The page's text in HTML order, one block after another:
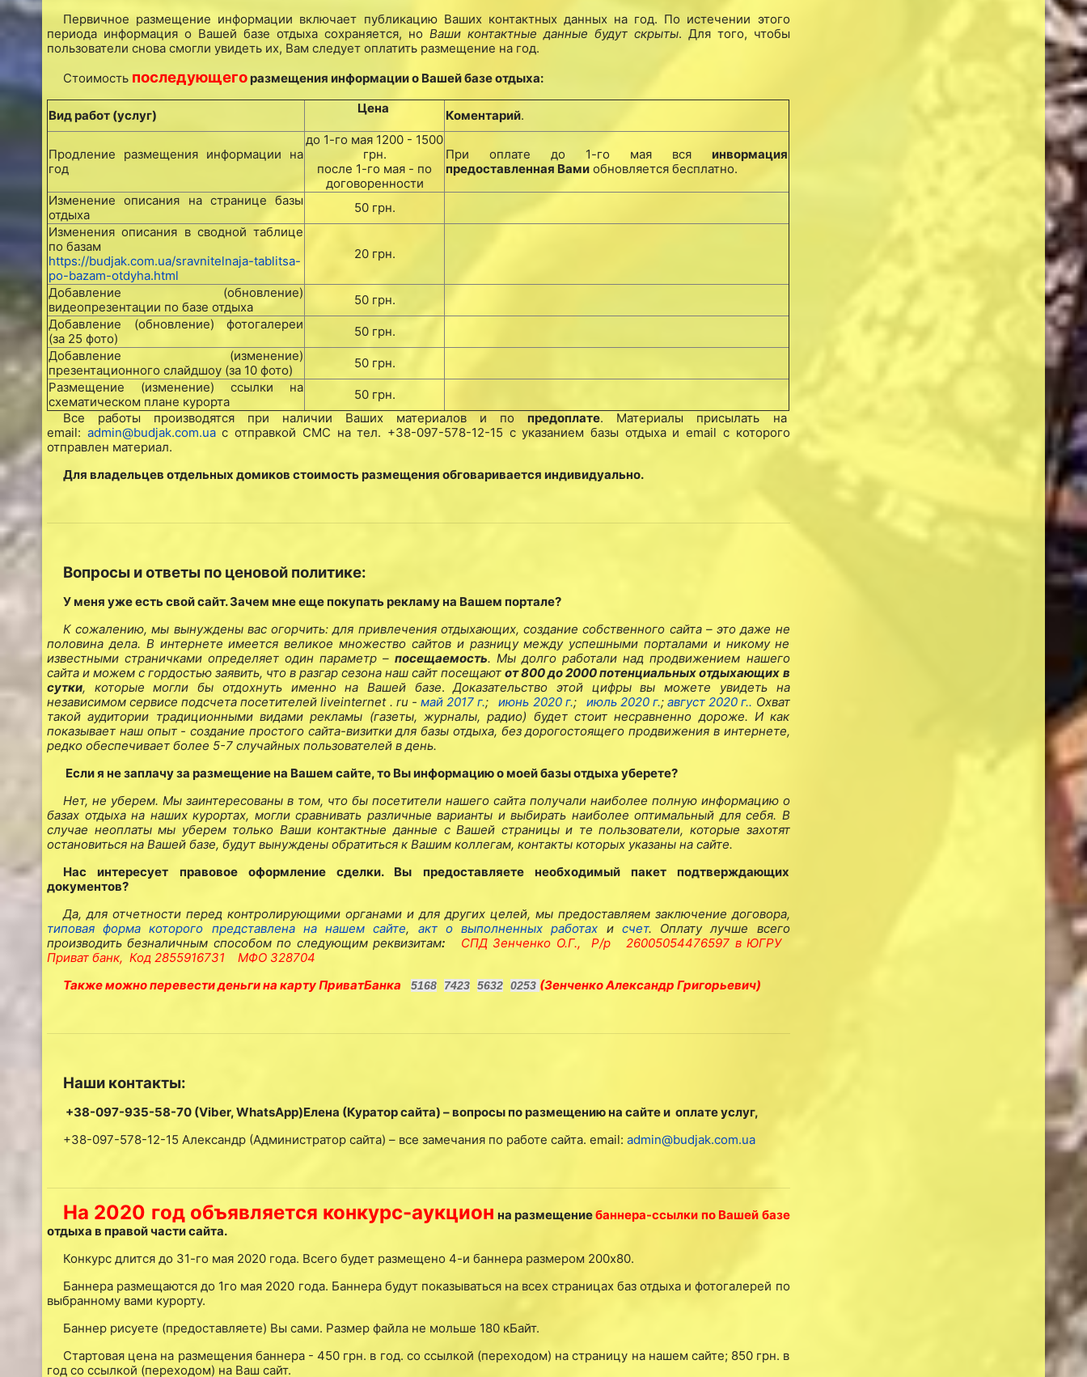
Первичное размещение информации включает публикацию Ваших контактных данных на год. По истечении этого
периода информация о Вашей базе отдыха сохраняется, но Ваши контактные данные будут скрыты. Для того, чтобы
пользователи снова смогли увидеть их, Вам следует оплатить размещение на год.
Стоимость последующего размещения информации о Вашей базе отдыха:
Вид работ (услуг) Цена Коментарий.
Продление размещения информации на
год
до 1-го мая 1200 - 1500
грн.
после 1-го мая - по
договоренности
При оплате до 1-го мая вся инвормация
предоставленная Вами обновляется бесплатно.
Изменение описания на странице базы
отдыха
50 грн.
Изменения описания в сводной таблице
по базам
https://budjak.com.ua/sravnitelnaja-tablitsa-
po-bazam-otdyha.html
20 грн.
Добавление (обновление)
видеопрезентации по базе отдыха
50 грн.
Добавление (обновление) фотогалереи
(за 25 фото)
50 грн.
Добавление (изменение)
презентационного слайдшоу (за 10 фото)
50 грн.
Размещение (изменение) ссылки на
схематическом плане курорта
50 грн.
Все работы производятся при наличии Ваших материалов и по предоплате. Материалы присылать на
email: admin@budjak.com.uaс отправкой СМС на тел. +38-097-578-12-15 с указанием базы отдыха и email с которого
отправлен материал.
Для владельцев отдельных домиков стоимость размещения обговаривается индивидуально.
Вопросы и ответы по ценовой политике:
У меня уже есть свой сайт. Зачем мне еще покупать рекламу на Вашем портале?
К сожалению, мы вынуждены вас огорчить: для привлечения отдыхающих, создание собственного сайта – это даже не
половина дела. В интернете имеется великое множество сайтов и разницу между успешными порталами и никому не
известными страничками определяет один параметр –посещаемость. Мы долго работали над продвижением нашего
сайта и можем с гордостью заявить, что в разгар сезона наш сайт посещаютот 800 до 2000 потенциальных отдыхающих в
сутки, которые могли бы отдохнуть именно на Вашей базе.Доказательство этой цифры вы можете увидеть на
независимом сервисе подсчета посетителейliveinternet. ru- май 2017 г.; июнь 2020 г.; июль 2020 г.;август 2020 г.. Охват
такой аудитории традиционными видами рекламы (газеты, журналы, радио) будет стоит несравненно дороже. И как
показывает наш опыт - создание простого сайта-визитки для базы отдыха, без дорогостоящего продвижения в интернете,
редко обеспечивает более 5-7 случайных пользователей в день.
Если я не заплачу за размещение на Вашем сайте, то Вы информацию о моей базы отдыха уберете?
Нет, не уберем. Мы заинтересованы в том, что бы посетители нашего сайта получали наиболее полную информацию о
базах отдыха на наших курортах, могли сравнивать различные варианты и выбирать наиболее оптимальный для себя. В
случае неоплаты мы уберем только Ваши контактные данные с Вашей страницы и те пользователи, которые захотят
остановиться на Вашей базе, будут вынуждены обратиться к Вашим коллегам, контакты которых указаны на сайте.
Нас интересует правовое оформление сделки. Вы предоставляете необходимый пакет подтверждающих
документов?
Да, для отчетности перед контролирующими органами и для других целей, мы предоставляем заключение договора,
типовая форма которого представлена на нашем сайте, акт о выполненных работах и счет. Оплату лучше всего
производить безналичным способом по следующим реквизитам: СПД Зенченко О.Г., Р/р
26005054476597 в ЮГРУ
Приват банк, Код 2855916731
МФО 328704
Также можно перевести деньги на карту ПриватБанка
5168 7423 5632 0253 (Зенченко Александр Григорьевич)
Наши контакты:
+38-097-935-58-70 (Viber, WhatsApp)Елена (Куратор сайта) – вопросы по размещению на сайте и оплате услуг,
+38-097-578-12-15 Александр (Администратор сайта) – все замечания по работе сайта. email: admin@budjak.com.ua
На 2020 год объявляется конкурс-аукцион на размещениебаннера-ссылки по Вашей базе
отдыха в правой части сайта.
Конкурс длится до 31-го мая 2020 года. Всего будет размещено 4-и баннера размером 200х80.
Баннера размещаются до 1го мая 2020 года. Баннера будут показываться на всех страницах баз отдыха и фотогалерей по
выбранному вами курорту.
Баннер рисуете (предоставляете) Вы сами. Размер файла не мольше 180 кБайт.
Стартовая цена на размещения баннера - 450 грн. в год. со ссылкой (переходом) на страницу на нашем сайте; 850 грн. в
год со ссылкой (переходом) на Ваш сайт.